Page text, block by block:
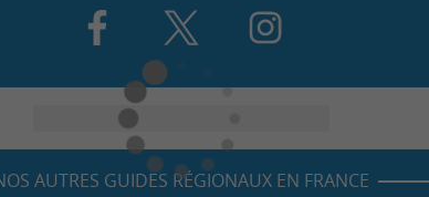
AUTRES GUIDES RÉGIONAUX EN FRANCE